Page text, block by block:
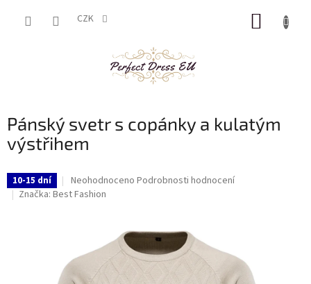
CZK
Pánský svetr s copánky a kulatým
výstřihem
10-15 dní
Průměrné
hodnocení
5
hvězdiček.
Neohodnoceno Podrobnosti hodnocení
Značka: Best Fashion